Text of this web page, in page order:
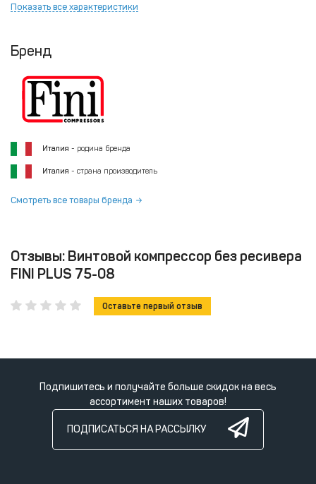
Показать все характеристики
Бренд
Италия - родина бренда
Италия - страна производитель
Смотреть все товары бренда
Отзывы: Винтовой компрессор без ресивера
FINI PLUS 75-08
Оставьте первый отзыв
Подпишитесь и получайте больше скидок на весь
ассортимент наших товаров!
ПОДПИСАТЬСЯ НА РАССЫЛКУ